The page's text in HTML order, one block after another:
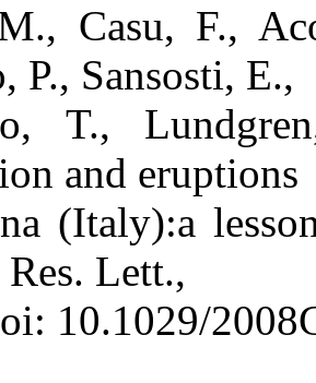
Casu, F.,
P., Sansosti, E.,
T.,
and eruptions
(Italy):a
Lett.,
10.1029/